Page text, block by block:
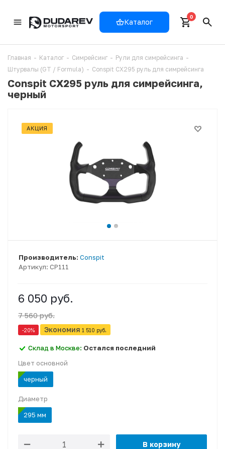
Каталог
0
Главная - Каталог - Симрейсинг - Рули для симрейсинга -
Штурвалы (GT / Formula) - Conspit CX295 руль для симрейсинга
Conspit CX295 руль для симрейсинга,
черный
АКЦИЯ
Артикул: CP111
Производитель: Conspit
6 050 руб.
7 560 руб.
-20% Экономия 1 510 руб.
Склад в Москве: Остался последний
Цвет основной
черный
Диаметр
295 мм
В корзину